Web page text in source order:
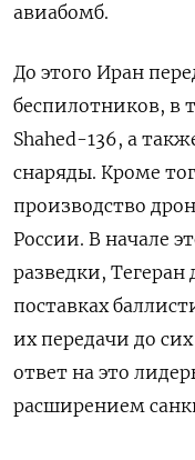
авиабомб.
До этого Иран
беспилотников, в
Shahed-136, а
снаряды. Кроме
производство
России. В начале
разведки, Тегеран
поставках
их передачи до
ответ на это
расширением